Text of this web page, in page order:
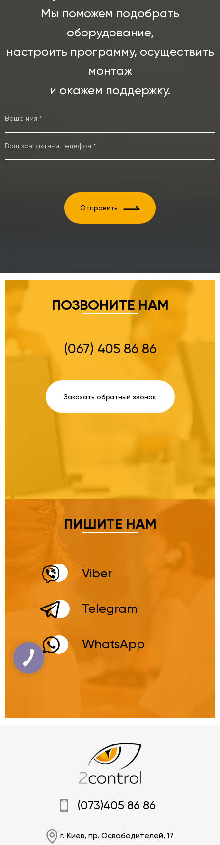
Мы поможем подобрать
оборудование,
настроить программу, осуществить
монтаж
и окажем поддержку.
Отправить
ПОЗВОНИТЕ НАМ
(067) 405 86 86
Заказать обратный звонок
ПИШИТЕ НАМ
Viber
Telegram
WhatsApp
(073)405 86 86
г. Киев, пр. Освободителей, 17